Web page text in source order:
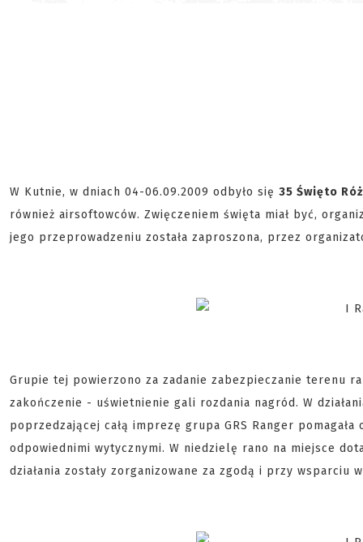
W Kutnie, w dniach 04-06.09.2009 odbyło się 35 Święto
również airsoftowców. Zwięczeniem święta miał być,
jego przeprowadzeniu została zaproszona, przez
Grupie tej powierzono za zadanie zabezpieczanie terenu
zakończenie - uświetnienie gali rozdania nagród. W
poprzedzającej całą imprezę grupa GRS Ranger
odpowiednimi wytycznymi. W niedzielę rano na miejsce
działania zostały zorganizowane za zgodą i przy wsparciu